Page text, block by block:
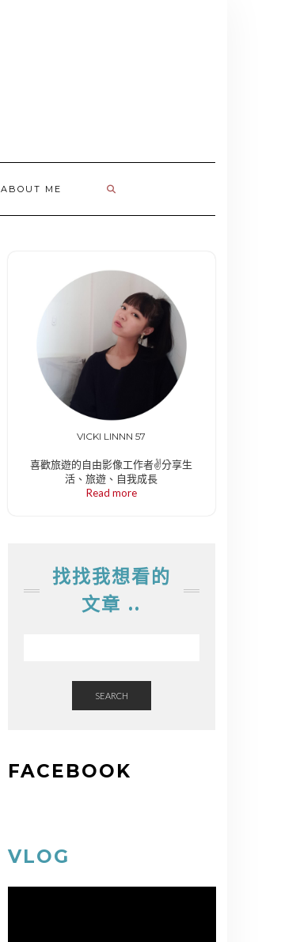
ABOUT ME
VICKI LINNN 57
喜歡旅遊的自由影像工作者✌️分享生
活、旅遊、自我成長
Read more
找找我想看的
文章 ..
SEARCH
FACEBOOK
VLOG